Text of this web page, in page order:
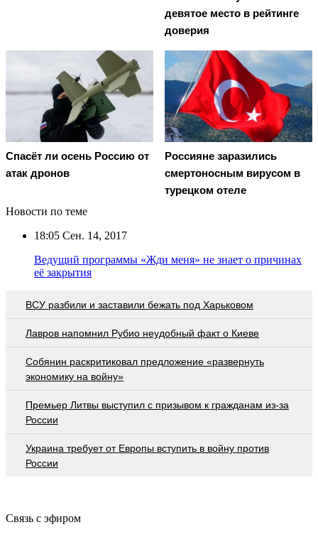
девятое место в рейтинге
доверия
Спасёт ли осень Россию от
атак дронов
Россияне заразились
смертоносным вирусом в
турецком отеле
Новости по теме
18:05 Сен. 14, 2017
Ведущий программы «Жди меня» не знает о причинах
её закрытия
ВСУ разбили и заставили бежать под Харьковом
Лавров напомнил Рубио неудобный факт о Киеве
Собянин раскритиковал предложение «развернуть
экономику на войну»
Премьер Литвы выступил с призывом к гражданам из-за
России
Украина требует от Европы вступить в войну против
России
Связь с эфиром